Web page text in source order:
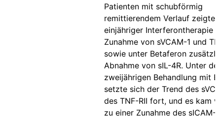
Patienten mit schubförmig
remittierendem Verlauf zeigte
einjähriger Interferontherapie
Zunahme von sVCAM-1 und
sowie unter Betaferon
Abnahme von sIL-4R. Unter der
zweijährigen Behandlung mit
setzte sich der Trend des
des TNF-RII fort, und es kam
zu einer Zunahme des sICAM-